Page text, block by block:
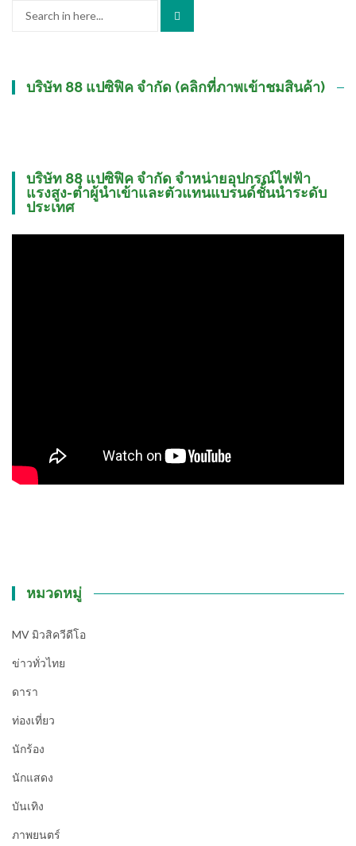
บริษัท 88 แปซิฟิค จำกัด (คลิกที่ภาพเข้าชมสินค้า)
บริษัท 88 แปซิฟิค จำกัด จำหน่ายอุปกรณ์ไฟฟ้า
แรงสูง-ต่ำผู้นำเข้าและตัวแทนแบรนด์ชั้นนำระดับ
ประเทศ
หมวดหมู่
MV มิวสิควีดีโอ
ข่าวทั่วไทย
ดารา
ท่องเที่ยว
นักร้อง
นักแสดง
บันเทิง
ภาพยนตร์